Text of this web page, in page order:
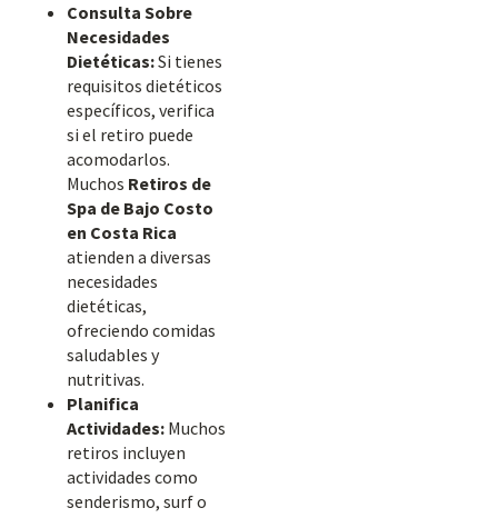
Consulta Sobre
Necesidades
Dietéticas:Si tienes
requisitos dietéticos
específicos, verifica
si el retiro puede
acomodarlos.
Muchos Retiros de
Spa de Bajo Costo
en Costa Rica
atienden a diversas
necesidades
dietéticas,
ofreciendo comidas
saludables y
nutritivas.
Planifica
Actividades: Muchos
retiros incluyen
actividades como
senderismo, surf o